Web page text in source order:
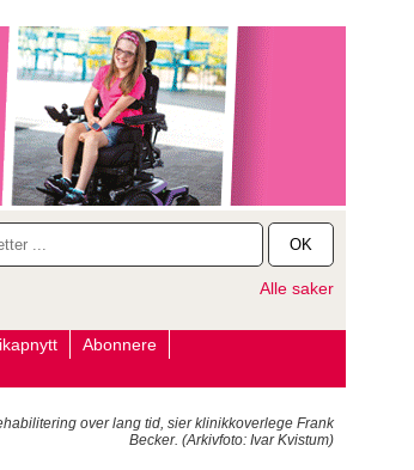
OK
Alle saker
Abonnere
over lang tid, sier klinikkoverlege Frank
Becker. (Arkivfoto: Ivar Kvistum)